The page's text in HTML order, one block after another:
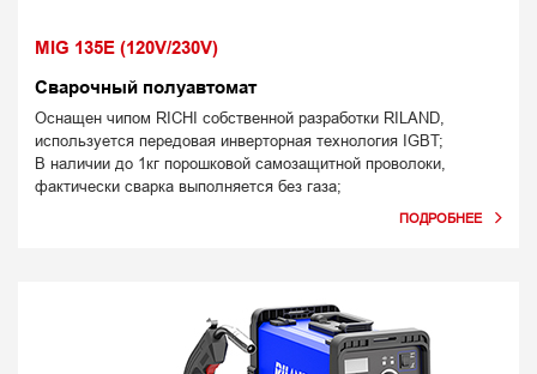
MIG 135E (120V/230V)
Сварочный полуавтомат
Оснащен чипом RICHI собственной разработки RILAND,
используется передовая инверторная технология IGBT;
В наличии до 1кг порошковой самозащитной проволоки,
фактически сварка выполняется без газа;